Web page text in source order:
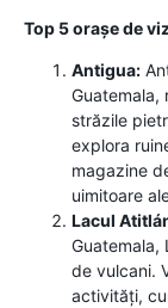
Top 5 orașe de
Antigua:
Guatemala,
străzile
explora
magazine
uimitoare
Lacul
Guatemala,
de vulcani.
activități,